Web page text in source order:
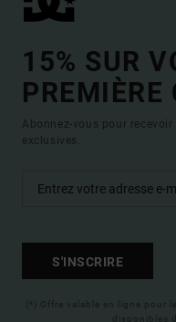
15% SUR
Abonnez-vous pour
exclusives.
S'INSCRIRE
(*) Offre valable en ligne pour
disponibles